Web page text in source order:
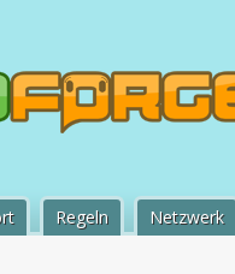
Regeln Netzwerk